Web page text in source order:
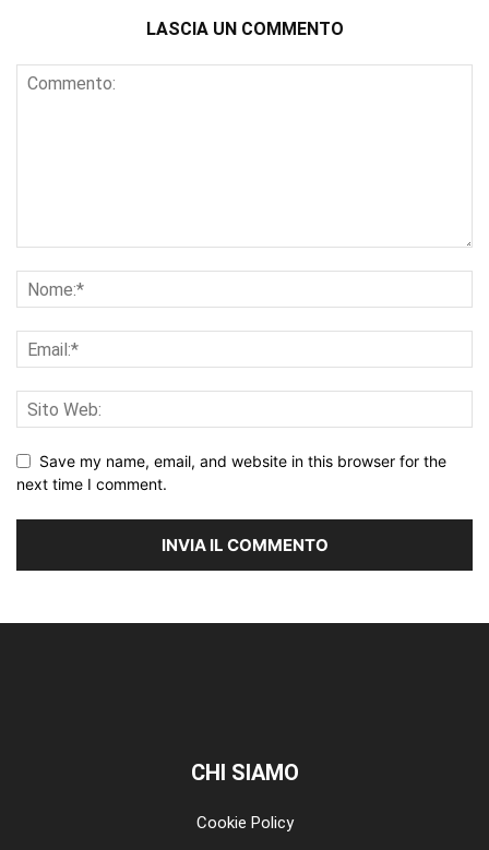
LASCIA UN COMMENTO
Save my name, email, and website in this browser for the
next time I comment.
CHI SIAMO
Cookie Policy